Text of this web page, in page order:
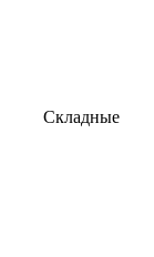
Складные